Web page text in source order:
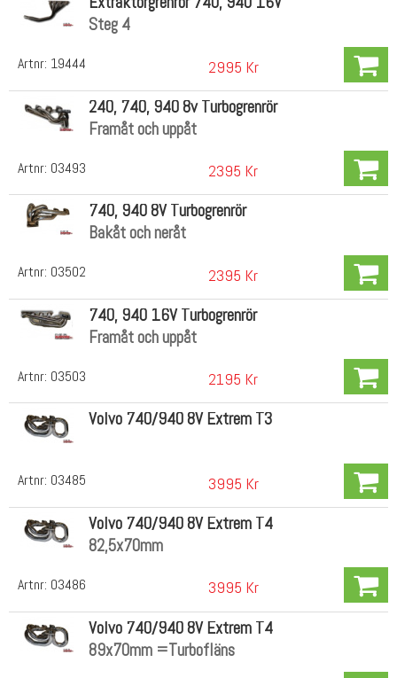
Artnr: 19444
Steg 4
2995 Kr
Artnr: 03493
240, 740, 940 8v Turbogrenrör
Framåt och uppåt
2395 Kr
Artnr: 03502
740, 940 8V Turbogrenrör
Bakåt och neråt
2395 Kr
Artnr: 03503
740, 940 16V Turbogrenrör
Framåt och uppåt
2195 Kr
Artnr: 03485
Volvo 740/940 8V Extrem T3
3995 Kr
Artnr: 03486
Volvo 740/940 8V Extrem T4
82,5x70mm
3995 Kr
Volvo 740/940 8V Extrem T4
89x70mm =Turbofläns